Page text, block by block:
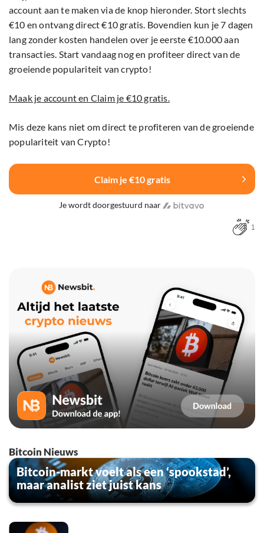
account aan te maken via de knop hieronder. Stort slechts
€10 en ontvang direct €10 gratis. Bovendien kun je 7 dagen
lang zonder kosten handelen over je eerste €10.000 aan
transacties. Start vandaag nog en profiteer direct van de
groeiende populariteit van crypto!
Maak je account en Claim je €10 gratis.
Mis deze kans niet om direct te profiteren van de groeiende
populariteit van Crypto!
Claim je €10 gratis
Je wordt doorgestuurd naar
1
Bitcoin Nieuws
Bitcoin-markt voelt als een ‘spookstad’,
maar analist ziet juist kans